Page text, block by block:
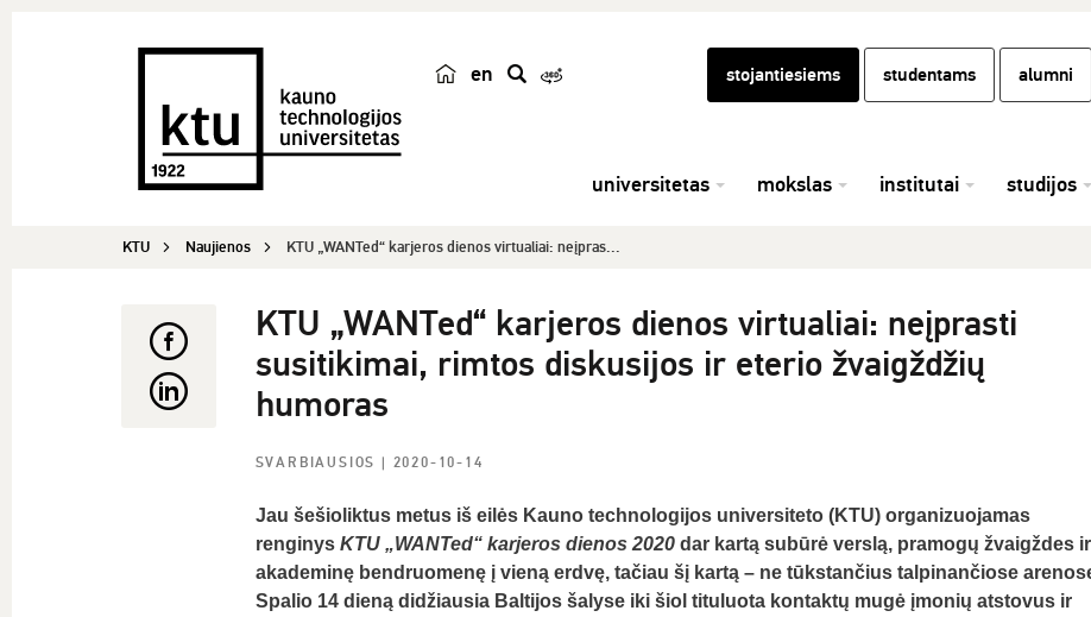
en
k
stojantiesiems studentams alumni
universitetas mokslas institutai studijos
KTU Naujienos KTU „WANTed“ karjeros dienos virtualiai: neįpras...
KTU „WANTed“ karjeros dienos virtualiai: neįprasti
susitikimai, rimtos diskusijos ir eterio žvaigždžių
humoras
SVARBIAUSIOS | 2020-10-14
Jau šešioliktus metus iš eilės Kauno technologijos universiteto (KTU) organizuojamas
renginys KTU „WANTed“ karjeros dienos 2020 dar kartą subūrė verslą, pramogų žvaigždes ir
akademinę bendruomenę į vieną erdvę, tačiau šį kartą – ne tūkstančius talpinančiose
Spalio 14 dieną didžiausia Baltijos šalyse iki šiol tituluota kontaktų mugė įmonių atstovus ir